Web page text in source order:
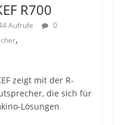
R700
Aufrufe
0
,
zeigt mit der R-
die sich für
Lösungen